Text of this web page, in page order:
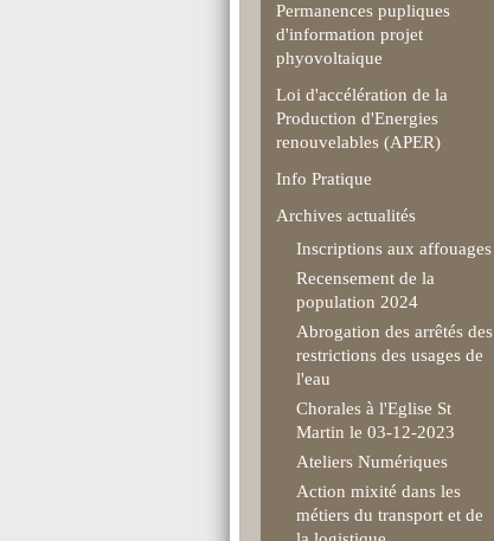
Permanences pupliques
d'information projet
phyovoltaique
Loi d'accélération de la
Production d'Energies
renouvelables (APER)
Info Pratique
Archives actualités
Inscriptions aux affouages
Recensement de la
population 2024
Abrogation des arrêtés des
restrictions des usages de
l'eau
Chorales à l'Eglise St
Martin le 03-12-2023
Ateliers Numériques
Action mixité dans les
métiers du transport et de